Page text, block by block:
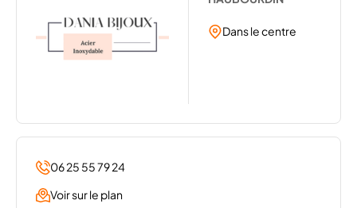
Dans le centre
06 25 55 79 24
Voir sur le plan